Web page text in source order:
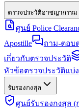
ตรวจประวัติอาชญากรรม
ศูนย์ Police
Apostille
ถาม-ตอบ
เกี่ยวกับตรวจประวัติ
หัวข้อตรวจประวัติแบ่ง
รับรองกงสุล
ศูนย์รับรองกงสุล (